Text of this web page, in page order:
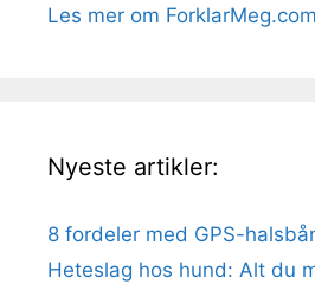
Les mer om
Nyeste artikler:
8 fordeler med GPS-
Heteslag hos hund: Alt du